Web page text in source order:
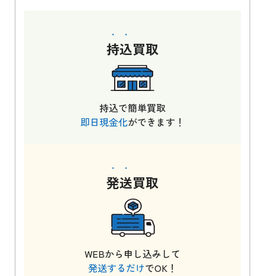
持込買取
持込で簡単買取
即日現金化ができます！
発送買取
WEBから申し込みして
発送するだけでOK！